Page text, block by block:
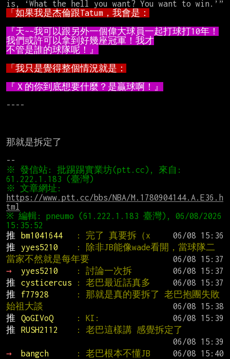
「如果我是杰倫跟Tatum，我會是：
『天~~我可以跟另外一個偉大球員一起打球打10年！
不管是誰的球隊呢！』
「我只是覺得整個情況就是：
『Ｘ的你到底想要什麼？是贏球啊！』
----
那就是拆定了
※ 發信站: 批踢踢實業坊(ptt.cc), 來自:
https://www.ptt.cc/bbs/NBA/M.1780904144.A.E36.h
tml
※ 編輯: pneumo (61.222.1.183 臺灣), 06/08/2026
推
bm1041644 : 完了 真要拆（x
推
yyes5210
: 除非JB能像wade看開，當球隊二
當家不然就是每年要
→
yyes5210 : 討論一次拆
推
cysticercus : 老巴最近話真多
推
f77928
: 那就是真的要拆了 老巴抱團失敗
始祖大談
推
QoGIVoQ : KI:
推
RUSH2112
: 老巴這樣講 感覺拆定了
→
bangch : 老巴根本不懂JB